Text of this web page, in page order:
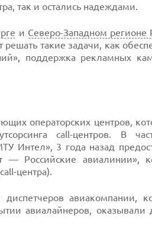
так и остались надеждами.
и Северо-Западном регионе
такие задачи, как
поддержка рекламных
операторских центров,
call-центров. В
Интел», 3 года назад
— Российские авиалинии»,
центра).
авиакомпании,
авиалайнеров, оказывали